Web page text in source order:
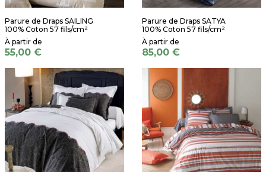
Parure de Draps SAILING
100% Coton 57 fils/cm²
55,00 €
Parure de Draps SATYA
100% Coton 57 fils/cm²
85,00 €